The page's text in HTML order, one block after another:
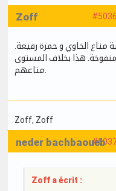
#5036
Zoff
متاع الخاوي و حمزة رفيعة.
هذا بخلاف المستوى
متاعهم.
Zoff, Zoff
neder bachbaoueb
Zoff a écrit :